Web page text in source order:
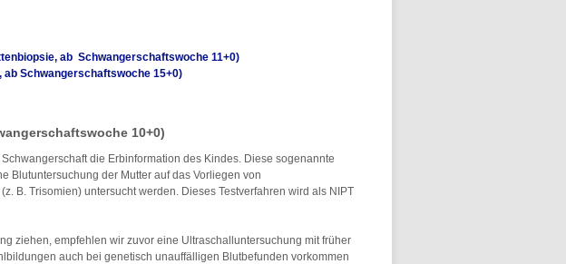
ab Schwangerschaftswoche 11+0)
Schwangerschaftswoche 15+0)
10+0)
die Erbinformation des Kindes. Diese sogenannte
Blutuntersuchung der Mutter auf das Vorliegen von
B. Trisomien) untersucht werden. Dieses Testverfahren wird als NIPT
ziehen, empfehlen wir zuvor eine Ultraschalluntersuchung mit früher
auch bei genetisch unauffälligen Blutbefunden vorkommen